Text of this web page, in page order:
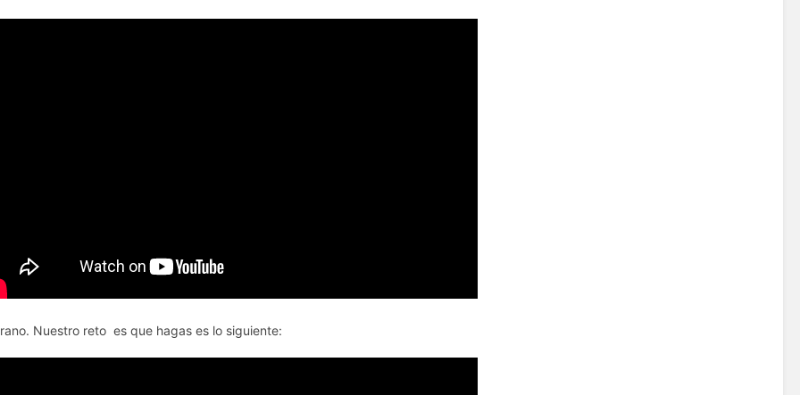
Nuestro reto es que hagas es lo siguiente: